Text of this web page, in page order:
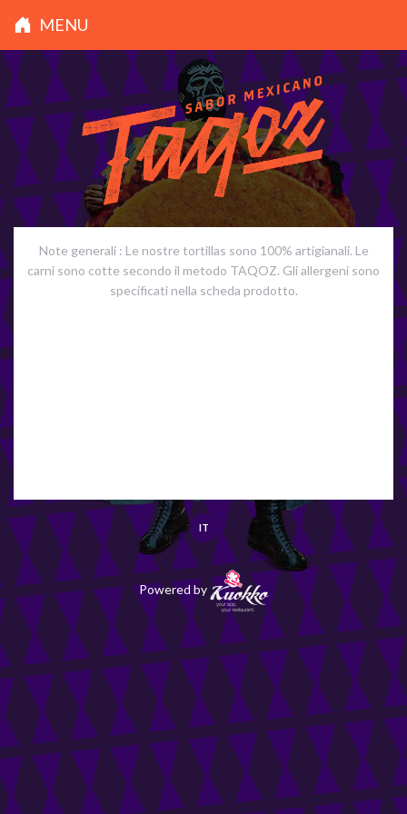
MENU
Note generali : Le nostre tortillas sono 100% artigianali. Le
carni sono cotte secondo il metodo TAQOZ. Gli allergeni sono
specificati nella scheda prodotto.
IT
Powered by